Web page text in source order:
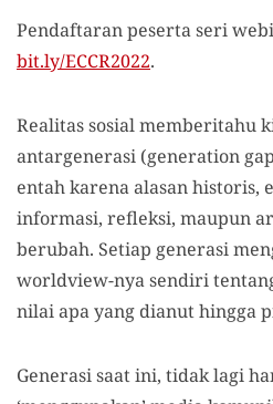
Pendaftaran peserta seri
bit.ly/ECCR2022.
Realitas sosial memberitahu
antargenerasi (generation
entah karena alasan historis,
informasi, refleksi, maupun
berubah. Setiap generasi
worldview-nya sendiri
nilai apa yang dianut hingga
Generasi saat ini, tidak lagi